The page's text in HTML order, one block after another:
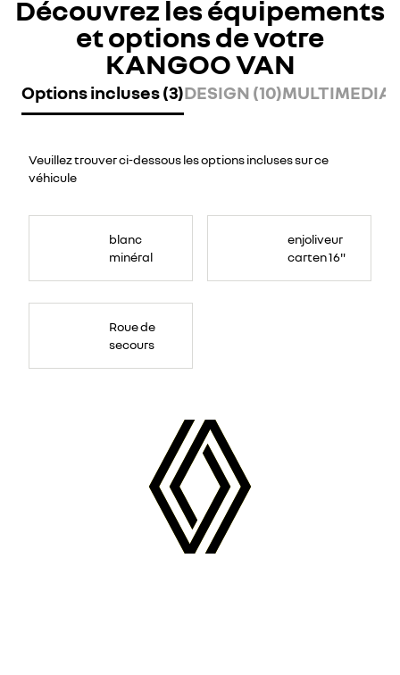
Découvrez les équipements
et options de votre
KANGOO VAN
Options incluses (3)DESIGN (10)MULTIMEDIA
Veuillez trouver ci-dessous les options incluses sur ce
véhicule
blanc
minéral
enjoliveur
carten 16"
Roue de
secours